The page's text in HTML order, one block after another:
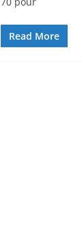
Read More